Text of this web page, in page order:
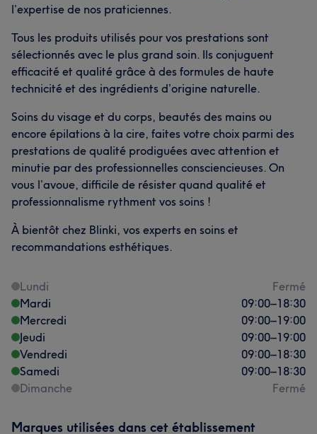
l’expertise de nos praticiennes.
Tous les produits utilisés pour vos prestations sont
sélectionnés avec le plus grand soin. Ils conjuguent
efficacité et qualité grâce à des formules de haute
technicité et des ingrédients d’origine naturelle.
Soins du visage et du corps, beautés des mains ou
encore épilations à la cire, faites votre choix parmi des
prestations de qualité prodiguées avec attention et
minutie par des professionnelles consciencieuses. On
vous l’avoue, difficile de résister quand qualité et
professionnalisme rythment vos soins !
À bientôt chez Blinki, vos experts en soins et
recommandations esthétiques.
Lundi
Fermé
Mardi
09:00–18:30
Mercredi
09:00–19:00
Jeudi
09:00–19:00
Vendredi
09:00–18:30
Samedi
09:00–18:30
Dimanche
Fermé
Marques utilisées dans cet établissement